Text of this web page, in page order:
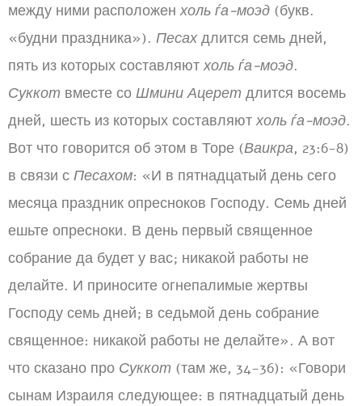
между ними расположенхоль ѓа-моэд (букв.
«будни праздника»). Песах длится семь дней,
пять из которых составляютхоль ѓа-моэд.
Суккот вместе со Шмини Ацерет длится восемь
дней, шесть из которых составляютхоль ѓа-моэд.
Вот что говорится об этом в Торе (Ваикра, 23:6-8)
в связи с Песахом: «И в пятнадцатый день сего
месяца праздник опресноков Господу. Семь дней
ешьте опресноки. В день первый священное
собрание да будет у вас; никакой работы не
делайте. И приносите огнепалимые жертвы
Господу семь дней; в седьмой день собрание
священное: никакой работы не делайте». А вот
что сказано про Суккот (там же, 34-36): «Говори
сынам Израиля следующее: в пятнадцатый день